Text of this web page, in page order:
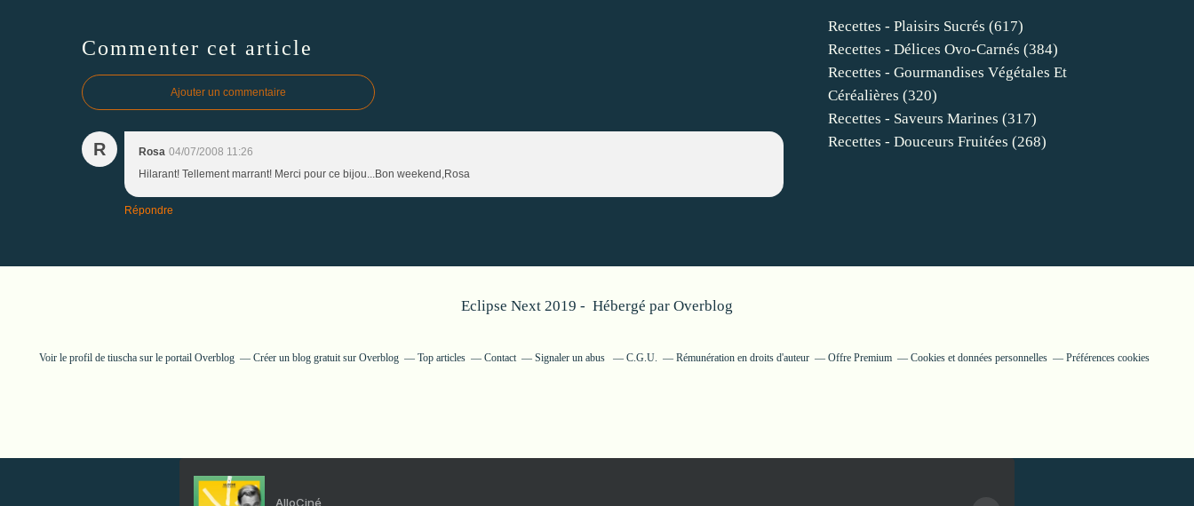
Commenter cet article
Ajouter un commentaire
R Rosa 04/07/2008 11:26
Hilarant! Tellement marrant! Merci pour ce bijou...Bon weekend,Rosa
Répondre
Recettes - Plaisirs Sucrés (617)
Recettes - Délices Ovo-Carnés (384)
Recettes - Gourmandises Végétales Et
Céréalières (320)
Recettes - Saveurs Marines (317)
Recettes - Douceurs Fruitées (268)
Eclipse Next 2019 - Hébergé par Overblog
Voir le profil de tiuscha sur le portail Overblog Créer un blog gratuit sur Overblog Top articles Contact Signaler un abus C.G.U. Rémunération en droits d'auteur Offre Premium Cookies et données personnelles Préférences cookies
AlloCiné